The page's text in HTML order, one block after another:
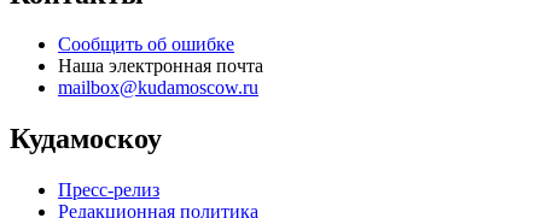
Сообщить об ошибке
Наша электронная почта
mailbox@kudamoscow.ru
Кудамоскоу
Пресс-релиз
Редакционная политика